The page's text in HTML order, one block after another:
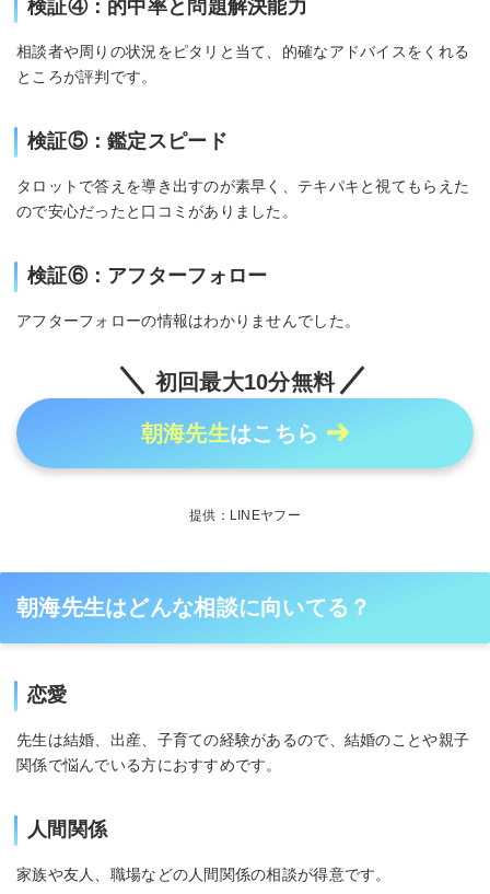
検証④：的中率と問題解決能力
相談者や周りの状況をピタリと当て、的確なアドバイスをくれる
ところが評判です。
検証⑤：鑑定スピード
タロットで答えを導き出すのが素早く、テキパキと視てもらえた
ので安心だったと口コミがありました。
検証⑥：アフターフォロー
アフターフォローの情報はわかりませんでした。
初回最大10分無料
朝海先生はこちら
提供：LINEヤフー
朝海先生はどんな相談に向いてる？
恋愛
先生は結婚、出産、子育ての経験があるので、結婚のことや親子
関係で悩んでいる方におすすめです。
人間関係
家族や友人、職場などの人間関係の相談が得意です。